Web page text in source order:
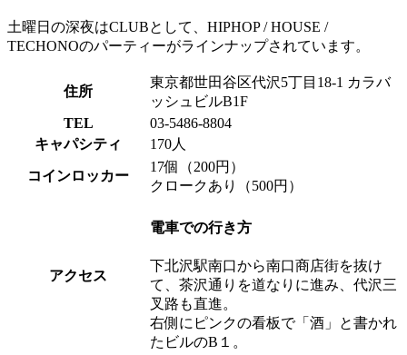
土曜日の深夜はCLUBとして、HIPHOP / HOUSE /
TECHONOのパーティーがラインナップされています。
住所
東京都世田谷区代沢5丁目18-1 カラバ
ッシュビルB1F
TEL
03-5486-8804
キャパシティ
170人
コインロッカー
17個（200円）
クロークあり（500円）
アクセス
電車での行き方
下北沢駅南口から南口商店街を抜け
て、茶沢通りを道なりに進み、代沢三
叉路も直進。
右側にピンクの看板で「酒」と書かれ
たビルのB１。